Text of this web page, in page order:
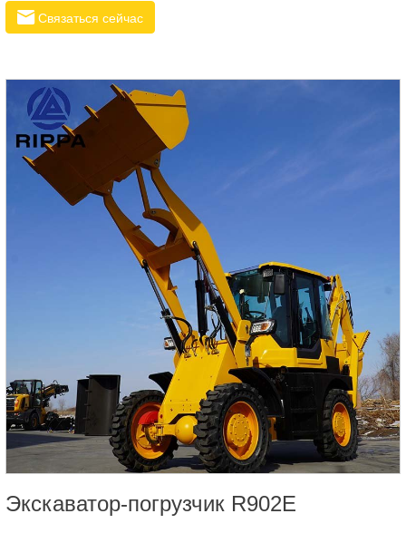
взять в качестве примера R535N, то этот вилочный
погрузчик имеет рабочий вес 3500 кг, номинальную
различных тяжелых операций.
Связаться сейчас
Экскаватор-погрузчик R902E